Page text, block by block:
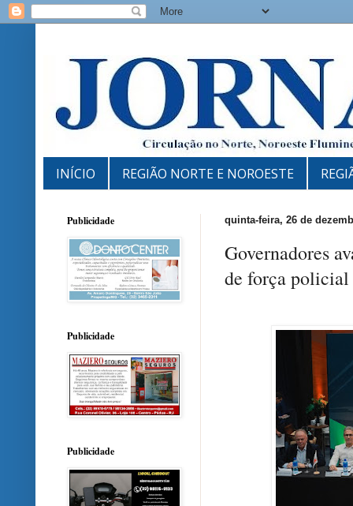
INÍCIO REGIÃO NORTE E NOROESTE
quinta-feira, 26 de
Governadores
de força policial
Publicidade
Publicidade
Publicidade